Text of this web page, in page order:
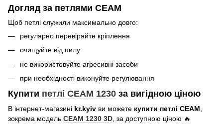
Догляд за петлями CEAM
Щоб петлі служили максимально довго:
регулярно перевіряйте кріплення
очищуйте від пилу
не використовуйте агресивні засоби
при необхідності виконуйте регулювання
Купити петлі CEAM 1230 за вигідною ціною
В інтернет-магазині kr.kyiv ви можете купити петлі CEAM
зокрема модель CEAM 1230 3D , за доступною ціною 🔥